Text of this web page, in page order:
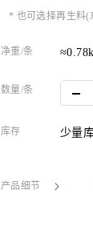
* 也可选择再生料
净重/条
数量/条
库存 少量
产品细节